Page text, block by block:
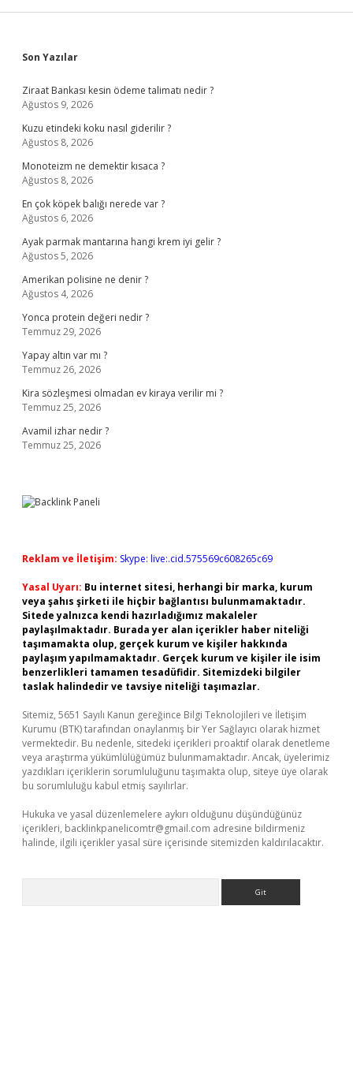
Sidebar
Son Yazılar
Ziraat Bankası kesin ödeme talimatı nedir ?
Ağustos 9, 2026
Kuzu etindeki koku nasıl giderilir ?
Ağustos 8, 2026
Monoteizm ne demektir kısaca ?
Ağustos 8, 2026
En çok köpek balığı nerede var ?
Ağustos 6, 2026
Ayak parmak mantarına hangi krem iyi gelir ?
Ağustos 5, 2026
Amerikan polisine ne denir ?
Ağustos 4, 2026
Yonca protein değeri nedir ?
Temmuz 29, 2026
Yapay altın var mı ?
Temmuz 26, 2026
Kira sözleşmesi olmadan ev kiraya verilir mi ?
Temmuz 25, 2026
Avamil izhar nedir ?
Temmuz 25, 2026
Reklam ve İletişim: Skype: live:.cid.575569c608265c69
Yasal Uyarı: Bu internet sitesi, herhangi bir marka, kurum
veya şahıs şirketi ile hiçbir bağlantısı bulunmamaktadır.
Sitede yalnızca kendi hazırladığımız makaleler
paylaşılmaktadır. Burada yer alan içerikler haber niteliği
taşımamakta olup, gerçek kurum ve kişiler hakkında
paylaşım yapılmamaktadır. Gerçek kurum ve kişiler ile isim
benzerlikleri tamamen tesadüfidir. Sitemizdeki bilgiler
taslak halindedir ve tavsiye niteliği taşımazlar.
Sitemiz, 5651 Sayılı Kanun gereğince Bilgi Teknolojileri ve İletişim
Kurumu (BTK) tarafından onaylanmış bir Yer Sağlayıcı olarak hizmet
vermektedir. Bu nedenle, sitedeki içerikleri proaktif olarak denetleme
veya araştırma yükümlülüğümüz bulunmamaktadır. Ancak, üyelerimiz
yazdıkları içeriklerin sorumluluğunu taşımakta olup, siteye üye olarak
bu sorumluluğu kabul etmiş sayılırlar.
Hukuka ve yasal düzenlemelere aykırı olduğunu düşündüğünüz
içerikleri, backlinkpanelicomtr@gmail.com adresine bildirmeniz
halinde, ilgili içerikler yasal süre içerisinde sitemizden kaldırılacaktır.